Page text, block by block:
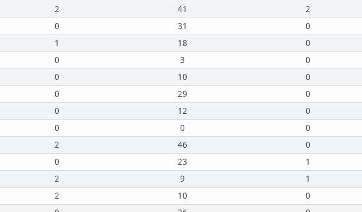
2 41 2
0 31 0
1 18 0
0 3 0
0 10 0
0 29 0
0 12 0
0 0 0
2 46 0
0 23 1
2 9 1
2 10 0